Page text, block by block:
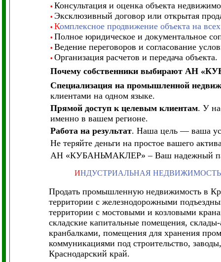
• Консультация и оценка объекта
• Эксклюзивный договор или открытая
• Комплексное продвижение объекта на
• Полное юридическое и документальное
• Ведение переговоров и согласование
• Организация расчетов и передача объекта.
Почему собственники выбирают АН
Специализация на промышленной
клиентами на одном языке.
Прямой доступ к целевым клиентам. У
именно в вашем регионе.
Работа на результат. Наша цель — ваша
Не теряйте деньги на простое вашего
АН «КУБАНЬМАКЛЕР» – Ваш надежный
ИНДУСТРИАЛЬНАЯ НЕДВИЖИМОСТЬ
Продать промышленную недвижимость в
территории с железнодорожными
территории с мостовыми и козловыми
складские капитальные помещения,
кранбалками, помещения для хранения
коммуникациями под строительство,
Краснодарский край.